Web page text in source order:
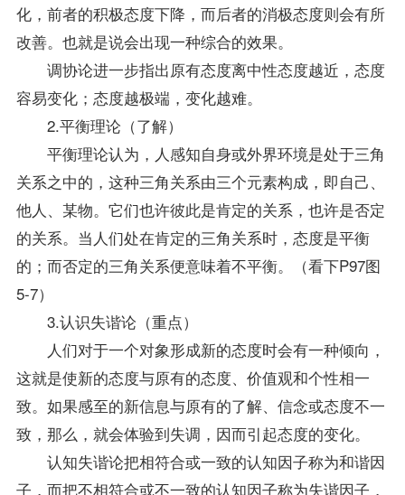
化，前者的积极态度下降，而后者的消极态度则会有所
改善。也就是说会出现一种综合的效果。
调协论进一步指出原有态度离中性态度越近，态度
容易变化；态度越极端，变化越难。
2.平衡理论（了解）
平衡理论认为，人感知自身或外界环境是处于三角
关系之中的，这种三角关系由三个元素构成，即自己、
他人、某物。它们也许彼此是肯定的关系，也许是否定
的关系。当人们处在肯定的三角关系时，态度是平衡
的；而否定的三角关系便意味着不平衡。（看下P97图
5-7）
3.认识失谐论（重点）
人们对于一个对象形成新的态度时会有一种倾向，
这就是使新的态度与原有的态度、价值观和个性相一
致。如果感至的新信息与原有的了解、信念或态度不一
致，那么，就会体验到失调，因而引起态度的变化。
认知失谐论把相符合或一致的认知因子称为和谐因
子，而把不相符合或不一致的认知因子称为失谐因子，